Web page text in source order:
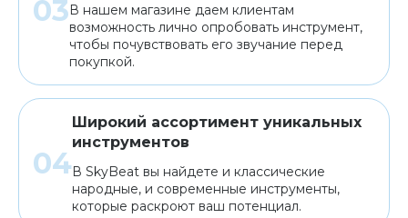
В нашем магазине даем клиентам
возможность лично опробовать инструмент,
чтобы почувствовать его звучание перед
покупкой.
Широкий ассортимент уникальных
инструментов
В SkyBeat вы найдете и классические
народные, и современные инструменты,
которые раскроют ваш потенциал.